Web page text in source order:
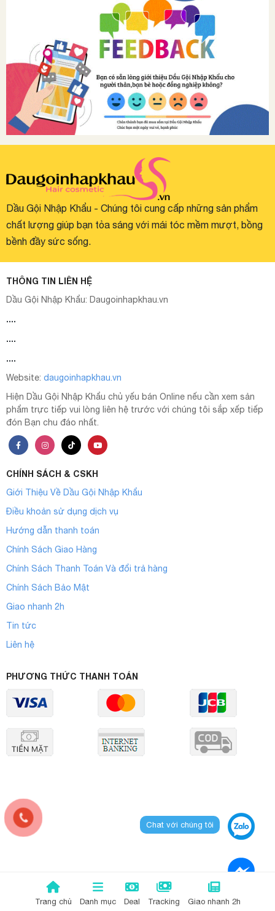
Dầu Gội Nhập Khẩu - Chúng tôi cung cấp những sản phẩm
chất lượng giúp bạn tỏa sáng với mái tóc mềm mượt, bồng
bềnh đầy sức sống.
THÔNG TIN LIÊN HỆ
Dầu Gội Nhập Khẩu: Daugoinhapkhau.vn
....
....
....
Website: daugoinhapkhau.vn
Hiện Dầu Gội Nhập Khẩu chủ yếu bán Online nếu cần xem sản
phẩm trực tiếp vui lòng liên hệ trước với chúng tôi sắp xếp tiếp
đón Bạn chu đáo nhất.
CHÍNH SÁCH & CSKH
Giới Thiệu Về Dầu Gội Nhập Khẩu
Điều khoản sử dụng dịch vụ
Hướng dẫn thanh toán
Chính Sách Giao Hàng
Chính Sách Thanh Toán Và đổi trả hàng
Chính Sách Bảo Mật
Giao nhanh 2h
Tin tức
Liên hệ
PHƯƠNG THỨC THANH TOÁN
Chat với chúng tôi
Trang chủ Danh mục Deal Tracking Giao nhanh 2h